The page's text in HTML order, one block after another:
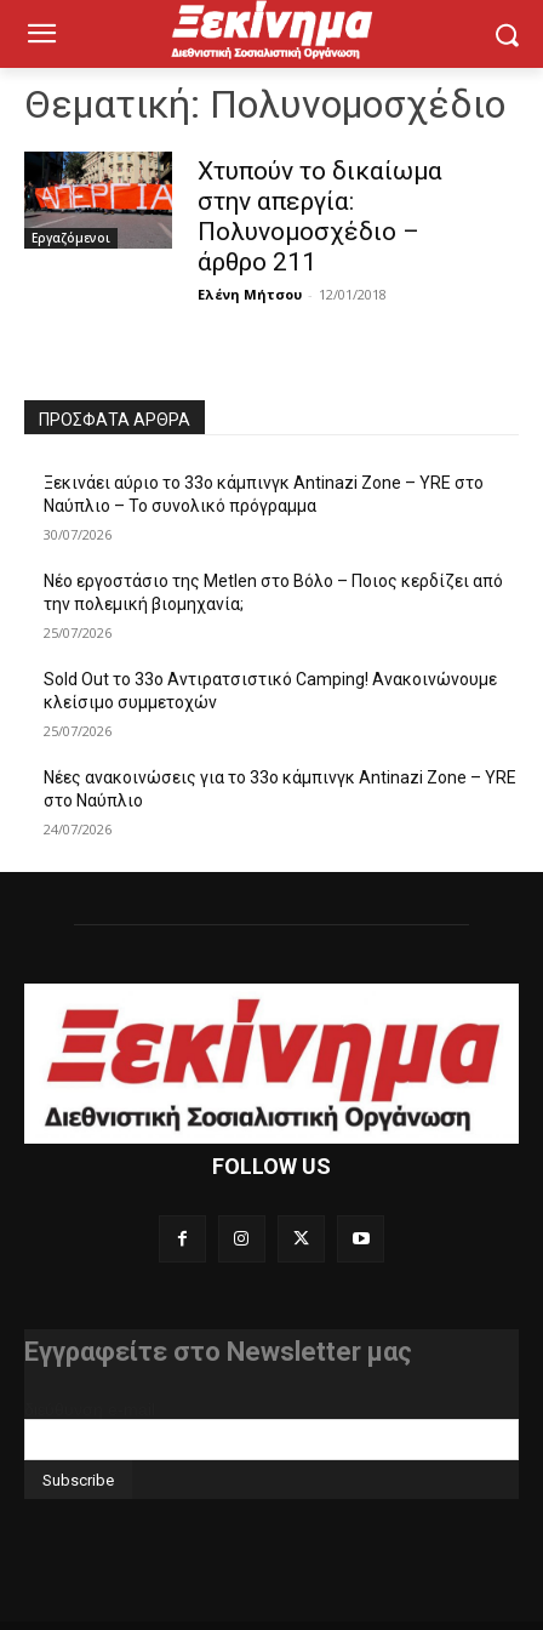
Θεματική: Πολυνομοσχέδιο
Εργαζόμενοι
Χτυπούν το δικαίωμα
στην απεργία:
Πολυνομοσχέδιο –
άρθρο 211
Ελένη Μήτσου - 12/01/2018
ΠΡΌΣΦΑΤΑ ΆΡΘΡΑ
Ξεκινάει αύριο το 33ο κάμπινγκ Antinazi Zone – YRE στο
Ναύπλιο – Το συνολικό πρόγραμμα
30/07/2026
Νέο εργοστάσιο της Metlen στο Βόλο – Ποιος κερδίζει από
την πολεμική βιομηχανία;
25/07/2026
Sold Out το 33ο Αντιρατσιστικό Camping! Ανακοινώνουμε
κλείσιμο συμμετοχών
25/07/2026
Νέες ανακοινώσεις για το 33ο κάμπινγκ Antinazi Zone – YRE
στο Ναύπλιο
24/07/2026
FOLLOW US
Εγγραφείτε στο Newsletter μας